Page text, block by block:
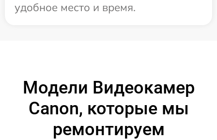
удобное место и время.
Модели Видеокамер
Canon, которые мы
ремонтируем